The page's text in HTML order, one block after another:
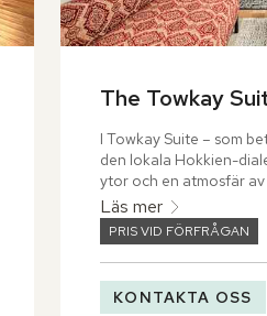
The Towkay
I Towkay Suite – som
den lokala Hokkien-
ytor och en atmosfär av
i rummets lounge-del,
fönstren från golv till tak
size-säng bäddad i
Läs mer
PRIS VID FÖRFRÅGAN
KONTAKTA OSS